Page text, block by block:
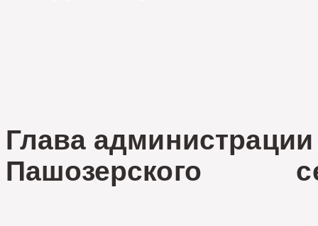
Глава администрации
Пашозерского